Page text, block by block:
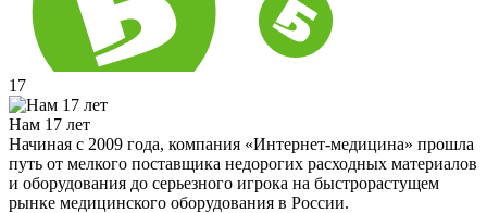
17
Нам 17 лет
Начиная с 2009 года, компания «Интернет-медицина» прошла
путь от мелкого поставщика недорогих расходных материалов
и оборудования до серьезного игрока на быстрорастущем
рынке медицинского оборудования в России.